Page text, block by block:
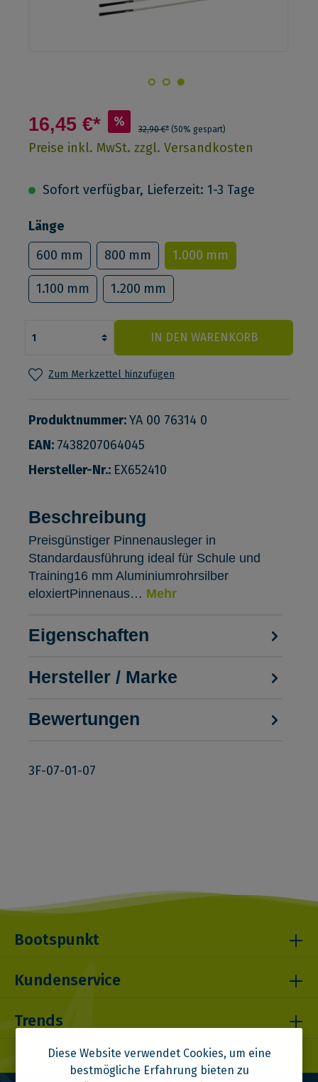
16,45 €* % 32,90 €* (50% gespart)
Preise inkl. MwSt. zzgl. Versandkosten
Sofort verfügbar, Lieferzeit: 1-3 Tage
Länge
600 mm
800 mm 1.000 mm
1.100 mm 1.200 mm
IN DEN WARENKORB
Zum Merkzettel hinzufügen
Produktnummer:YA 00 76314 0
EAN: 7438207064045
Hersteller-Nr.: EX652410
Beschreibung
Preisgünstiger Pinnenausleger in
Standardausführung ideal für Schule und
Training16 mm Aluminiumrohrsilber
eloxiertPinnenaus… Mehr
Eigenschaften
Hersteller / Marke
Bewertungen
3F-07-01-07
Bootspunkt
Kundenservice
Trends
Diese Website verwendet Cookies, um eine
bestmögliche Erfahrung bieten zu